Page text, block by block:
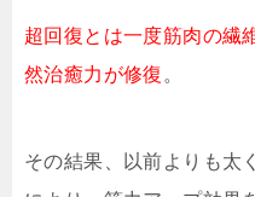
超回復とは一度筋肉の繊
然治癒力が修復 。
その結果、以前よりも太